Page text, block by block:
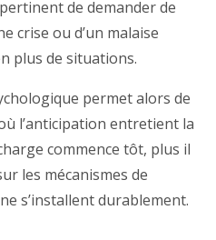
de demander de
crise ou d’un malaise
plus de situations.
permet alors de
l’anticipation entretient la
commence tôt, plus il
les mécanismes de
s’installent durablement.